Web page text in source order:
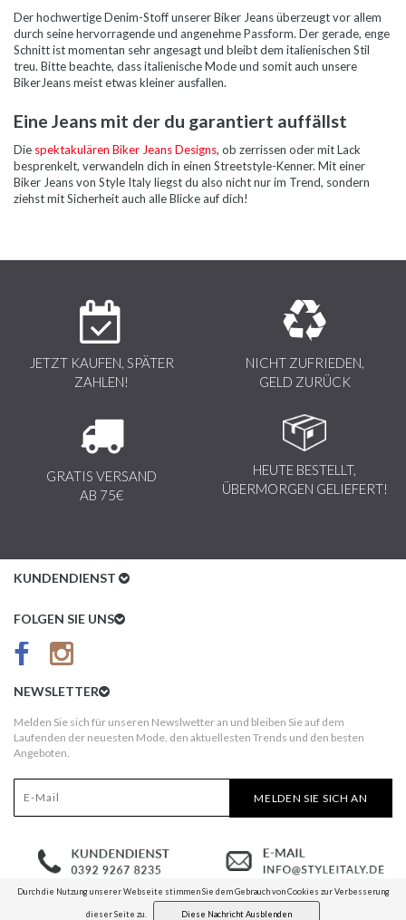
Der hochwertige Denim-Stoff unserer Biker Jeans überzeugt vor allem
durch seine hervorragende und angenehme Passform. Der gerade, enge
Schnitt ist momentan sehr angesagt und bleibt dem italienischen Stil
treu. Bitte beachte, dass italienische Mode und somit auch unsere
BikerJeans meist etwas kleiner ausfallen.
Eine Jeans mit der du garantiert auffällst
Die spektakulären Biker Jeans Designs, ob zerrissen oder mit Lack
besprenkelt, verwandeln dich in einen Streetstyle-Kenner. Mit einer
Biker Jeans von Style Italy liegst du also nicht nur im Trend, sondern
ziehst mit Sicherheit auch alle Blicke auf dich!
JETZT KAUFEN, SPÄTER
ZAHLEN!
NICHT ZUFRIEDEN,
GELD ZURÜCK
GRATIS VERSAND
AB 75€
HEUTE BESTELLT,
ÜBERMORGEN GELIEFERT!
KUNDENDIENST
Kundenservice
AGB
Kundeninformationen
Widerruf
FOLGEN SIE UNS
NEWSLETTER
Melden Sie sich für unseren Newslwetter an und bleiben Sie auf dem
Laufenden der neuesten Mode, den aktuellesten Trends und den besten
Angeboten.
MELDEN SIE SICH AN
Durch die Nutzung unserer Webseite stimmen Sie dem Gebrauch von Cookies zur Verbesserung
dieser Seite zu. Diese Nachricht Ausblenden